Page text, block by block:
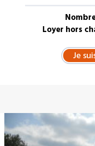
Loyer hors